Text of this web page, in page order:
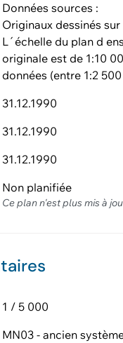
Données sources :
Originaux dessinés
L´échelle du plan d
originale est de 1:10
données (entre 1:2
31.12.1990
31.12.1990
31.12.1990
Non planifiée
Ce plan n'est plus mis à
1 / 5 000
MN03 - ancien